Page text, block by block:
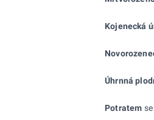
Kojenecká
Úhrnná
Potratem